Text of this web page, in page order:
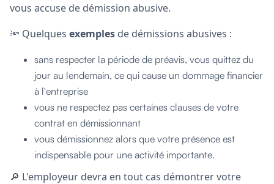
vous accuse de démission abusive.
🔦 Quelques exemples de démissions abusives :
sans respecter la période de préavis, vous quittez du
jour au lendemain, ce qui cause un dommage financier
à l'entreprise
vous ne respectez pas certaines clauses de votre
contrat en démissionnant
vous démissionnez alors que votre présence est
indispensable pour une activité importante.
🔎 L'employeur devra en tout cas démontrer votre